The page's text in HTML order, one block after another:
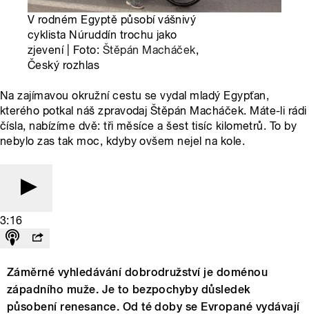
V rodném Egyptě působí vášnivý
cyklista Núruddín trochu jako
zjevení | Foto: Štěpán Macháček,
Český rozhlas
Na zajímavou okružní cestu se vydal mladý Egypťan,
kterého potkal náš zpravodaj Štěpán Macháček. Máte-li rádi
čísla, nabízíme dvě: tři měsíce a šest tisíc kilometrů. To by
nebylo zas tak moc, kdyby ovšem nejel na kole.
3:16
Záměrné vyhledávání dobrodružství je doménou
západního muže. Je to bezpochyby důsledek
působení renesance. Od té doby se Evropané vydávají